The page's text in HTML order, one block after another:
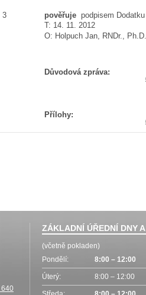
3 pověřuje podpisem
T: 14. 11. 2012
O: Holpuch Jan, RNDr.,
Důvodová zpráva:
Přílohy:
ZÁKLADNÍ ÚŘEDNÍ DNY
(včetně pokladen)
Pondělí:
8:00 – 12:00
Úterý: 8:00 – 12:00